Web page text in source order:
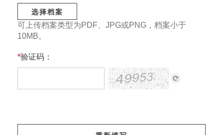
选择档案
可上传档案类型为PDF、JPG或PNG，档案小于
10MB。
*验证码：